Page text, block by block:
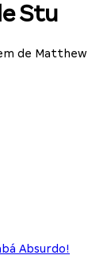
Stu
de Matthew
Absurdo!